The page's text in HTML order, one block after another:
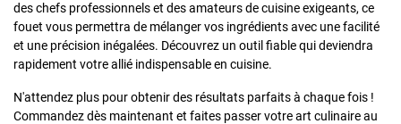
des chefs professionnels et des amateurs de cuisine exigeants, ce
fouet vous permettra de mélanger vos ingrédients avec une facilité
et une précision inégalées. Découvrez un outil fiable qui deviendra
rapidement votre allié indispensable en cuisine.
N'attendez plus pour obtenir des résultats parfaits à chaque fois !
Commandez dès maintenant et faites passer votre art culinaire au